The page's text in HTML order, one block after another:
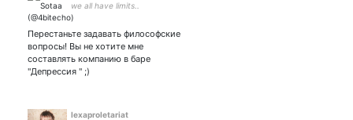
we all have limits..
Перестаньте задавать философские
вопросы! Вы не хотите мне
составлять компанию в баре
"Депрессия " ;)
lexaproletariat